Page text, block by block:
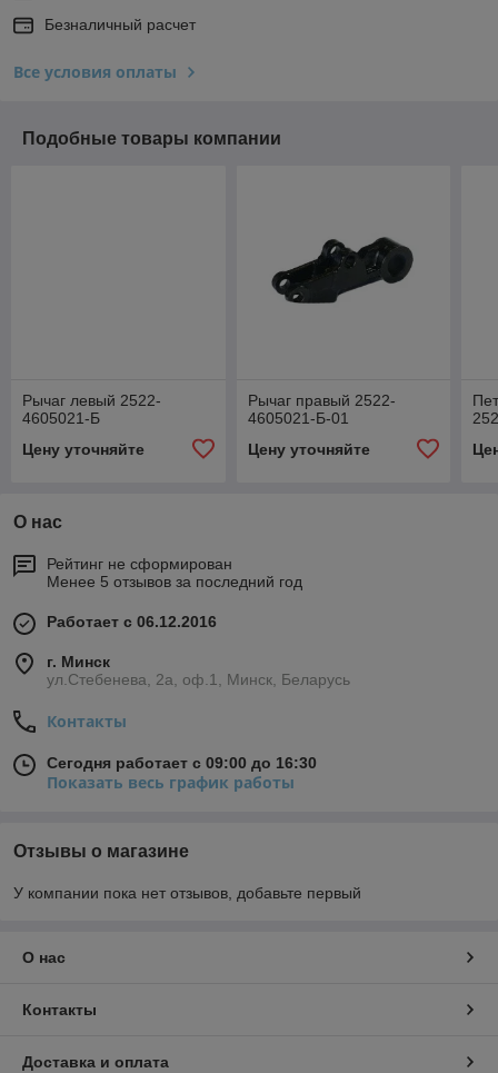
Безналичный расчет
Все условия оплаты
Подобные товары компании
Рычаг левый 2522-
4605021-Б
Цену уточняйте
Рычаг правый 2522-
4605021-Б-01
Цену уточняйте
О нас
Рейтинг не сформирован
Менее 5 отзывов за последний год
Работает с 06.12.2016
г. Минск
ул.Стебенева, 2а, оф.1, Минск, Беларусь
Контакты
Сегодня работает с 09:00 до 16:30
Показать весь график работы
Отзывы о магазине
У компании пока нет отзывов, добавьте первый
О нас
Контакты
Доставка и оплата